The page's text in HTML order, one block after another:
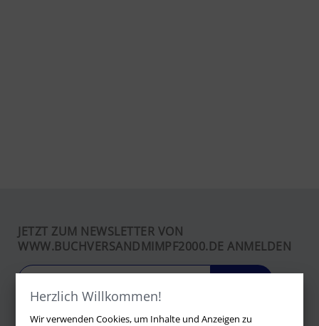
Herzlich Willkommen!
Wir verwenden Cookies, um Inhalte und Anzeigen zu
JETZT ZUM NEWSLETTER VON
WWW.BUCHVERSANDMIMPF2000.DE ANMELDEN